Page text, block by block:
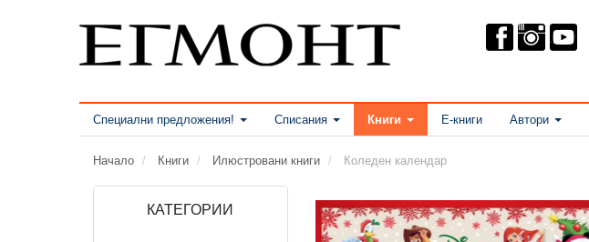
Специални предложения! Списания Книги Е-книги Автори
Начало Книги Илюстровани книги Коледен календар
КАТЕГОРИИ